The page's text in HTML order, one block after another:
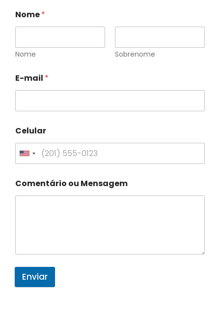
Nome*
Nome Sobrenome
E-mail *
Celular
Comentário ou Mensagem
Enviar